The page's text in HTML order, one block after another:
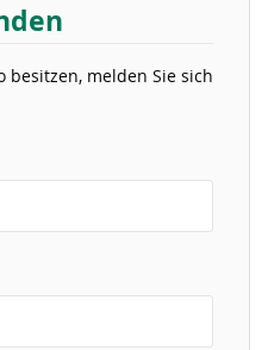
besitzen, melden Sie sich